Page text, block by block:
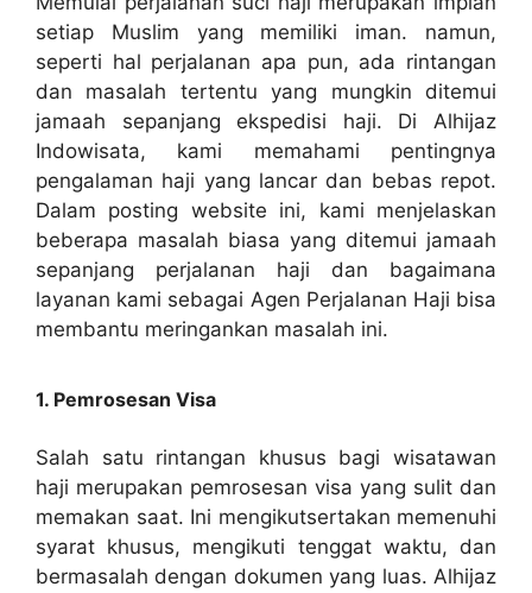
setiap Muslim yang memiliki iman. namun,
seperti hal perjalanan apa pun, ada rintangan
dan masalah tertentu yang mungkin ditemui
jamaah sepanjang ekspedisi haji. Di Alhijaz
Indowisata, kami memahami pentingnya
pengalaman haji yang lancar dan bebas repot.
Dalam posting website ini, kami menjelaskan
beberapa masalah biasa yang ditemui jamaah
sepanjang perjalanan haji dan bagaimana
layanan kami sebagai Agen Perjalanan Haji bisa
membantu meringankan masalah ini.
1. Pemrosesan Visa
Salah satu rintangan khusus bagi wisatawan
haji merupakan pemrosesan visa yang sulit dan
memakan saat. Ini mengikutsertakan memenuhi
syarat khusus, mengikuti tenggat waktu, dan
bermasalah dengan dokumen yang luas. Alhijaz